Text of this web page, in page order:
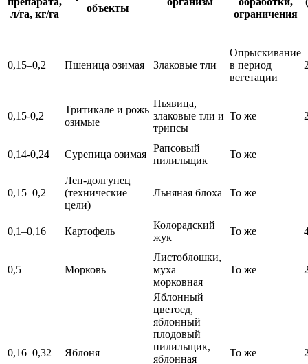
л/га, кг/га
объекты
ограничения
0,15–0,2 Пшеница озимая Злаковые тли
Опрыскивание
в период
вегетации
0,15-0,2
Тритикале и рожь
озимые
Пьявица,
злаковые тли и
трипсы
То же
0,14-0,24 Сурепица озимая
Рапсовый
пилильщик
То же
0,15–0,2
Лен-долгунец
(технические
цели)
Льняная блоха То же
0,1–0,16 Картофель
Колорадский
жук
То же
0,5 Морковь
Листоблошки,
муха
морковная
То же
0,16–0,32 Яблоня
Яблонный
цветоед,
яблонный
плодовый
пилильщик,
яблонная
То же